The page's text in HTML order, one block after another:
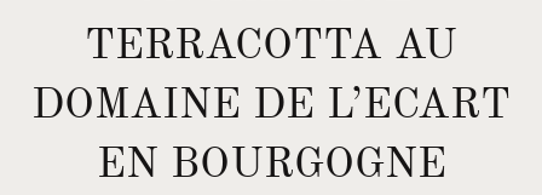
TERRACOTTA AU
DOMAINE DE L’ECART
EN BOURGOGNE